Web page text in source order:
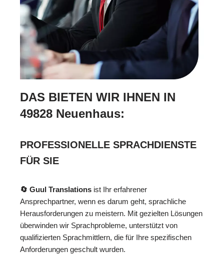
DAS BIETEN WIR IHNEN IN
49828 Neuenhaus:
PROFESSIONELLE SPRACHDIENSTE
FÜR SIE
🔄 Guul Translations ist Ihr erfahrener
Ansprechpartner, wenn es darum geht, sprachliche
Herausforderungen zu meistern. Mit gezielten Lösungen
überwinden wir Sprachprobleme, unterstützt von
qualifizierten Sprachmittlern, die für Ihre spezifischen
Anforderungen geschult wurden.